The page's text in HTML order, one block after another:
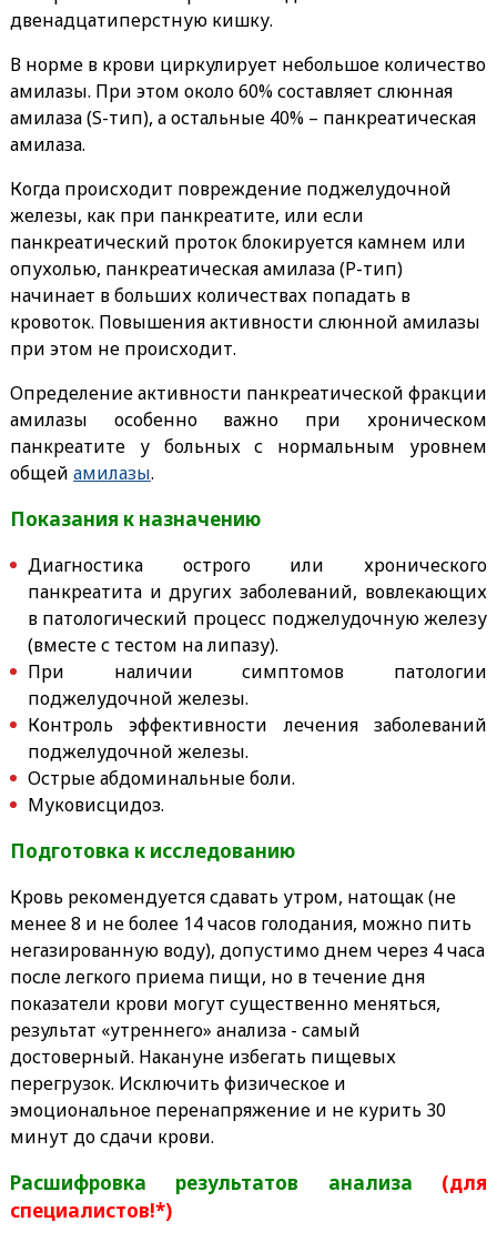
двенадцатиперстную кишку.
В норме в крови циркулирует небольшое количество
амилазы. При этом около 60% составляет слюнная
амилаза (S-тип), а остальные 40% – панкреатическая
амилаза.
Когда происходит повреждение поджелудочной
железы, как при панкреатите, или если
панкреатический проток блокируется камнем или
опухолью, панкреатическая амилаза (P-тип)
начинает в больших количествах попадать в
кровоток. Повышения активности слюнной амилазы
при этом не происходит.
Определение активности панкреатической фракции
амилазы особенно важно при хроническом
панкреатите у больных с нормальным уровнем
общей амилазы.
Показания к назначению
Диагностика острого или хронического
панкреатита и других заболеваний, вовлекающих
в патологический процесс поджелудочную железу
(вместе с тестом на липазу).
При наличии симптомов патологии
поджелудочной железы.
Контроль эффективности лечения заболеваний
поджелудочной железы.
Острые абдоминальные боли.
Муковисцидоз.
Подготовка к исследованию
Кровь рекомендуется сдавать утром, натощак (не
менее 8 и не более 14 часов голодания, можно пить
негазированную воду), допустимо днем через 4 часа
после легкого приема пищи, но в течение дня
показатели крови могут существенно меняться,
результат «утреннего» анализа - самый
достоверный. Накануне избегать пищевых
перегрузок. Исключить физическое и
эмоциональное перенапряжение и не курить 30
минут до сдачи крови.
Расшифровка результатов анализа (для
специалистов!*)